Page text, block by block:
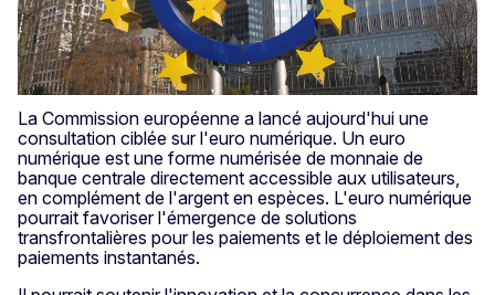
La Commission européenne a lancé aujourd'hui une
consultation ciblée sur l'euro numérique. Un euro
numérique est une forme numérisée de monnaie de
banque centrale directement accessible aux utilisateurs,
en complément de l'argent en espèces. L'euro numérique
pourrait favoriser l'émergence de solutions
transfrontalières pour les paiements et le déploiement des
paiements instantanés.